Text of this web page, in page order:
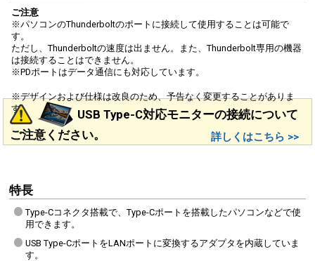
ご注意
※パソコンのThunderboltのポートに接続して使用することは可能で
す。
ただし、Thunderboltの速度は出ません。また、Thunderbolt専用の機器
は接続することはできません。
※PDポートはデータ通信にも対応しています。
※デザインおよび仕様は改良のため、予告なく変更することがありま
す。
USB Type-C対応モニターの接続について
ご注意ください。
詳しくはこちら >>
特長
Type-Cコネクタ搭載で、Type-Cポートを搭載したパソコンなどで使
用できます。
USB Type-CポートをLANポートに変換するアダプタを内蔵していま
す。